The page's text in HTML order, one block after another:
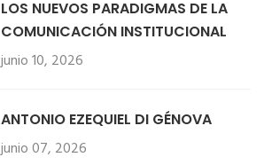
LOS NUEVOS PARADIGMAS DE LA
COMUNICACIÓN INSTITUCIONAL
junio 10, 2026
ANTONIO EZEQUIEL DI GÉNOVA
junio 07, 2026